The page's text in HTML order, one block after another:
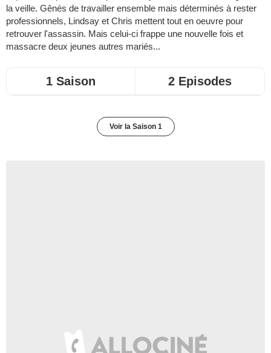
la veille. Gênés de travailler ensemble mais déterminés à rester
professionnels, Lindsay et Chris mettent tout en oeuvre pour
retrouver l'assassin. Mais celui-ci frappe une nouvelle fois et
massacre deux jeunes autres mariés...
1 Saison 2 Episodes
Voir la Saison 1